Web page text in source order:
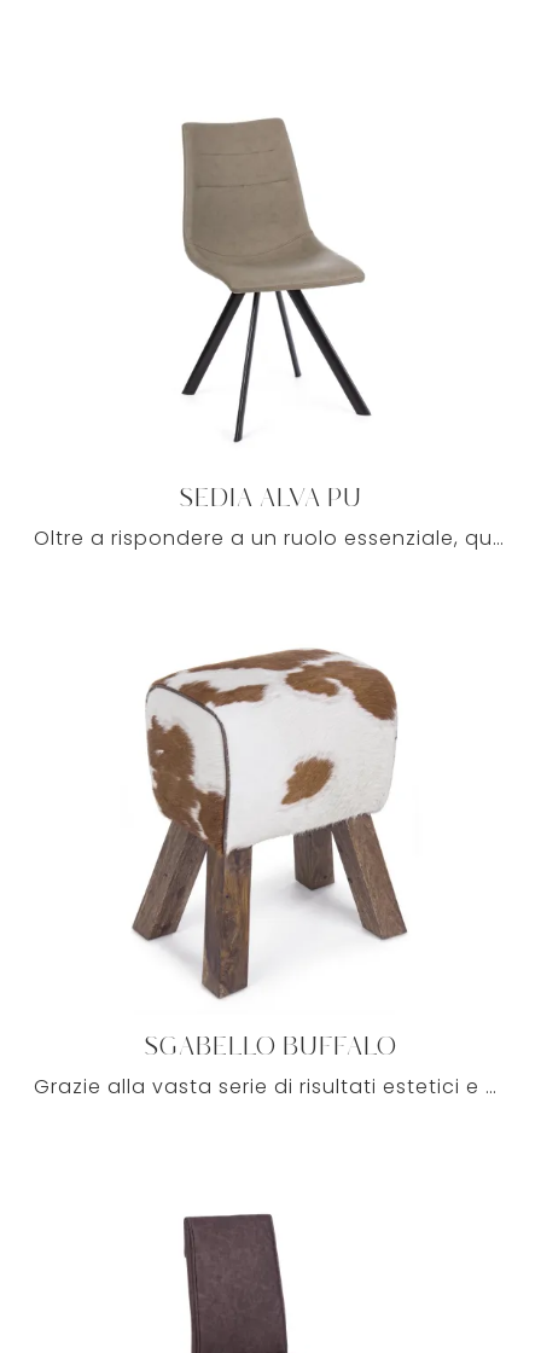
SEDIA ALVA PU
Oltre a rispondere a un ruolo essenziale, questi mobili possono enfatizzare un luogo anche anonimo e privo di elementi accessori.
SGABELLO BUFFALO
Grazie alla vasta serie di risultati estetici e di soluzioni design da pranzo del rinomato marchio, troverai quella ideale per impreziosire la tua ...